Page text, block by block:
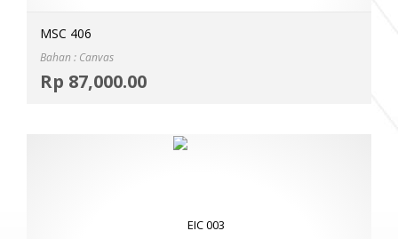
MSC 406
Bahan : Canvas
Rp 87,000.00